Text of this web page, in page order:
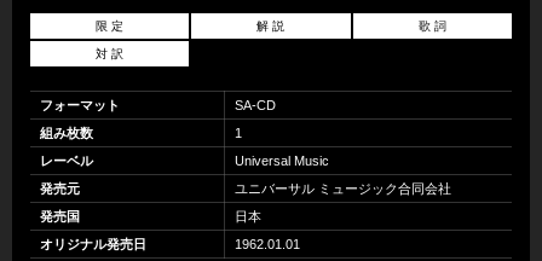
限 定 解 説 歌 詞
対 訳
フォーマット
SA-CD
組み枚数
1
レーベル
Universal Music
発売元
ユニバーサル ミュージック合同会社
発売国
日本
オリジナル発売日
1962.01.01